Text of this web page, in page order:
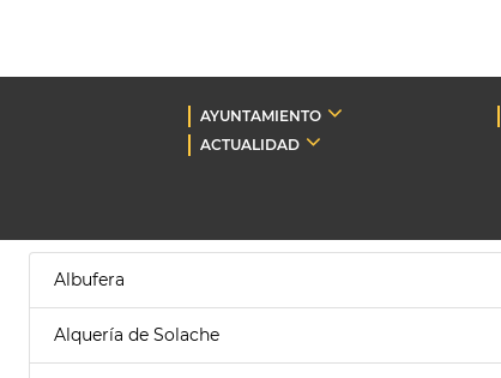
AYUNTAMIENTO
ACTUALIDAD
Albufera
Alquería de Solache